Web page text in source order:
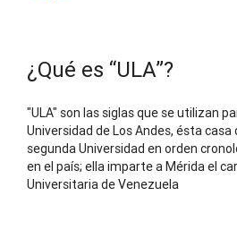
¿Qué es “ULA”?
"ULA" son las siglas que se utilizan
Universidad de Los Andes, ésta
segunda Universidad en orden
en el país; ella imparte a Mérida el
Universitaria de Venezuela